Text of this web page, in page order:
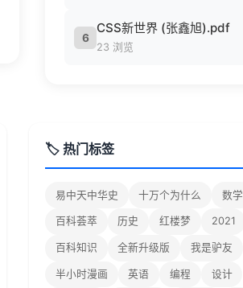
6
CSS新世界 (张鑫旭).pdf
23 浏览
🏷️ 热门标签
易中天中华史 十万个为什么 数学
百科荟萃 历史 红楼梦 2021
百科知识 全新升级版 我是驴友
半小时漫画 英语 编程 设计